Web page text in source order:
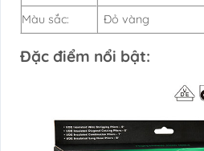
Màu sắc:
Đỏ vàng
Đặc điểm nổi bật: